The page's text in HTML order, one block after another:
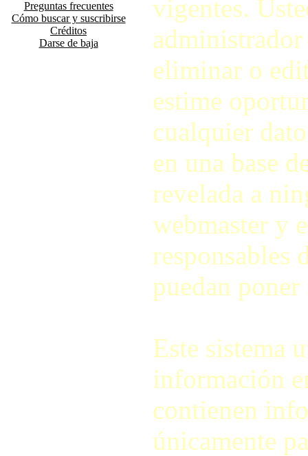
Preguntas frecuentes
Cómo buscar y suscribirse
Créditos
Darse de baja
vigentes.
administrador
eliminar o
estime
cualquier
en una base
revelada a
webmaster y
responsables
puedan
Este sistema
información
contienen
únicamente